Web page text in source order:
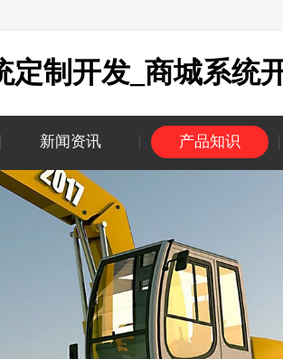
定制开发_商城系统
新闻资讯 产品知识